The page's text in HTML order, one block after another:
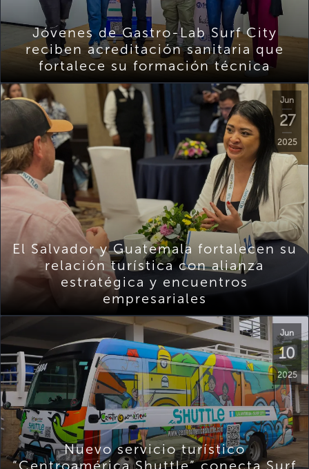
Jóvenes de Gastro-Lab Surf City
reciben acreditación sanitaria que
fortalece su formación técnica
Jun
27
2025
El Salvador y Guatemala fortalecen su
relación turística con alianza
estratégica y encuentros
empresariales
Jun
10
2025
Nuevo servicio turístico